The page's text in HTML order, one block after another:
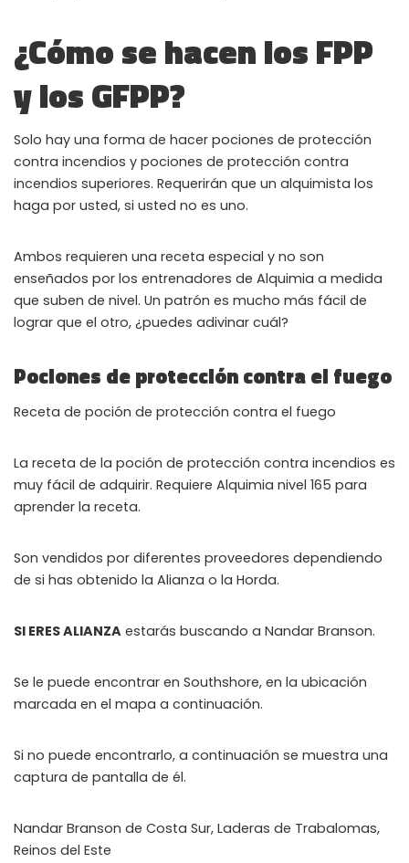
¿Cómo se hacen los FPP
y los GFPP?
Solo hay una forma de hacer pociones de protección
contra incendios y pociones de protección contra
incendios superiores. Requerirán que un alquimista los
haga por usted, si usted no es uno.
Ambos requieren una receta especial y no son
enseñados por los entrenadores de Alquimia a medida
que suben de nivel. Un patrón es mucho más fácil de
lograr que el otro, ¿puedes adivinar cuál?
Pociones de protección contra el fuego
Receta de poción de protección contra el fuego
La receta de la poción de protección contra incendios es
muy fácil de adquirir. Requiere Alquimia nivel 165 para
aprender la receta.
Son vendidos por diferentes proveedores dependiendo
de si has obtenido la Alianza o la Horda.
SI ERES ALIANZA estarás buscando a Nandar Branson.
Se le puede encontrar en Southshore, en la ubicación
marcada en el mapa a continuación.
Si no puede encontrarlo, a continuación se muestra una
captura de pantalla de él.
Nandar Branson de Costa Sur, Laderas de Trabalomas,
Reinos del Este